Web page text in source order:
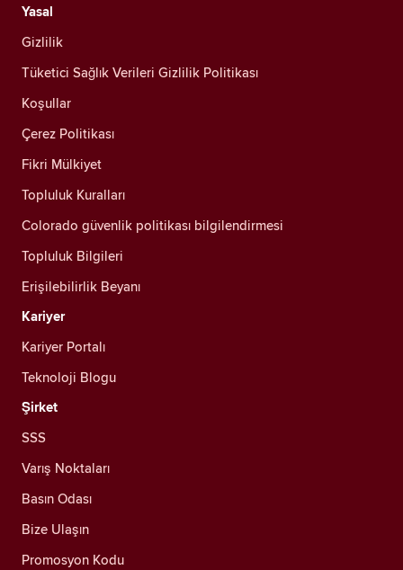
Yasal
Gizlilik
Tüketici Sağlık Verileri Gizlilik Politikası
Koşullar
Çerez Politikası
Fikri Mülkiyet
Topluluk Kuralları
Colorado güvenlik politikası bilgilendirmesi
Topluluk Bilgileri
Erişilebilirlik Beyanı
Kariyer
Kariyer Portalı
Teknoloji Blogu
Şirket
SSS
Varış Noktaları
Basın Odası
Bize Ulaşın
Promosyon Kodu